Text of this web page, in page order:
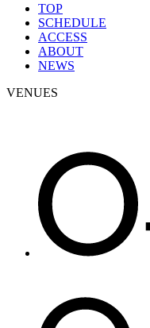
TOP
SCHEDULE
ACCESS
ABOUT
NEWS
VENUES